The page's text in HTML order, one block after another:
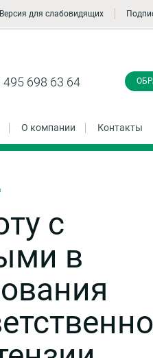
Версия для слабовидящих
495 698 63 64
О компании Контакты
с
в
звонок
Заказать